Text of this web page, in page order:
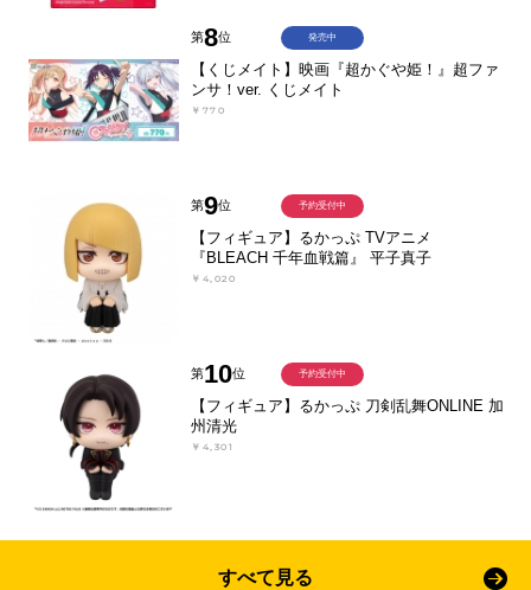
第8位
【くじメイト】映画『超かぐや姫！』超ファ
ンサ！ver. くじメイト
￥770
発売中
第9位
【フィギュア】るかっぷ TVアニメ
『BLEACH 千年血戦篇』 平子真子
￥4,020
予約受付中
第10位
【フィギュア】るかっぷ 刀剣乱舞ONLINE 加
州清光
￥4,301
予約受付中
すべて見る